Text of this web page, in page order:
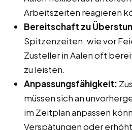
Arbeitszeiten reagieren
Bereitschaft zu
Spitzenzeiten, wie vor
Zusteller in Aalen oft
zu leisten.
Anpassungsfähigkeit:
müssen sich an
im Zeitplan anpassen
Verspätungen oder